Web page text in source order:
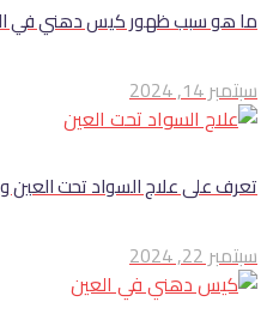
ما هو سبب ظهور كيس دهني في
سبتمبر 14, 2024
تعرف على علاج السواد تحت العين
سبتمبر 22, 2024